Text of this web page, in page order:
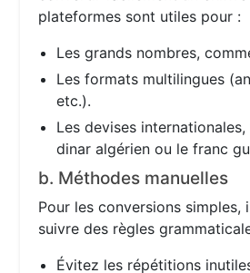
plateformes sont utiles pour :
Les grands nombres,
Les formats multilingues
etc.).
Les devises
dinar algérien ou le franc
b. Méthodes manuelles
Pour les conversions simples,
suivre des règles
Évitez les répétitions